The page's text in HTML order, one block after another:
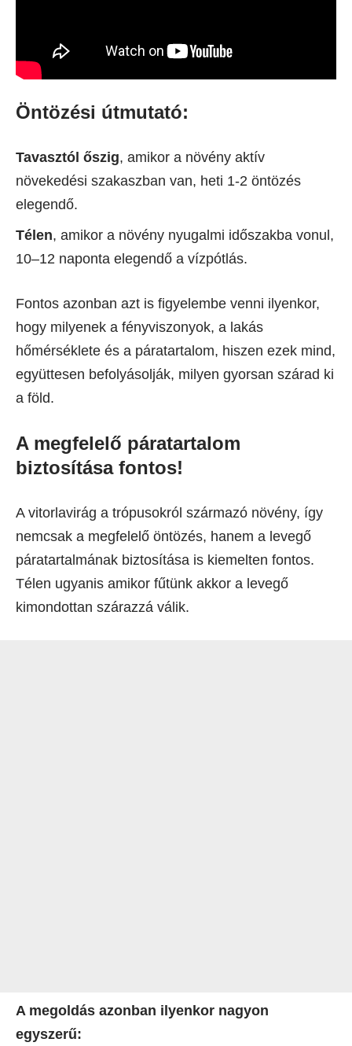
Öntözési útmutató:
Tavasztól őszig, amikor a növény aktív
növekedési szakaszban van, heti 1-2 öntözés
elegendő.
Télen, amikor a növény nyugalmi időszakba vonul,
10–12 naponta elegendő a vízpótlás.
Fontos azonban azt is figyelembe venni ilyenkor,
hogy milyenek a fényviszonyok, a lakás
hőmérséklete és a páratartalom, hiszen ezek mind,
együttesen befolyásolják, milyen gyorsan szárad ki
a föld.
A megfelelő páratartalom
biztosítása fontos!
A vitorlavirág a trópusokról származó növény, így
nemcsak a megfelelő öntözés, hanem a levegő
páratartalmának biztosítása is kiemelten fontos.
Télen ugyanis amikor fűtünk akkor a levegő
kimondottan szárazzá válik.
A megoldás azonban ilyenkor nagyon
egyszerű: